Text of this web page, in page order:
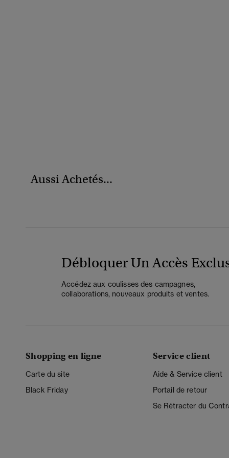
Aussi Achetés...
Débloquer Un Accès
Accédez aux coulisses des campagnes,
collaborations, nouveaux produits et ventes.
Shopping en ligne
Carte du site
Black Friday
Service client
Aide & Service client
Portail de retour
Se Rétracter du